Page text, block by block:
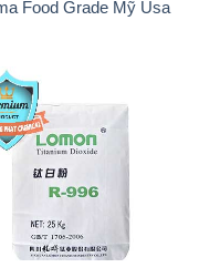
Food Grade Mỹ Usa